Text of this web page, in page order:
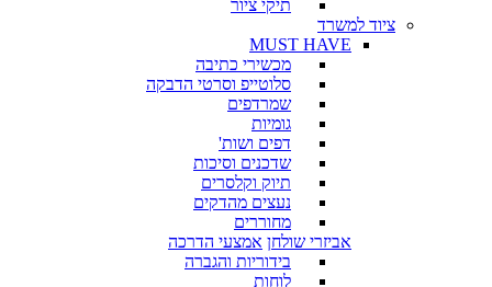
תיקי ציור
ציוד למשרד
MUST HAVE
מכשירי כתיבה
סלוטייפ וסרטי הדבקה
שמרדפים
גומיות
דפים ושות'
שדכנים וסיכות
תיוק וקלסרים
נעצים מהדקים
מחוררים
אביזרי שולחן אמצעי הדרכה
בידוריות והגברה
לוחות